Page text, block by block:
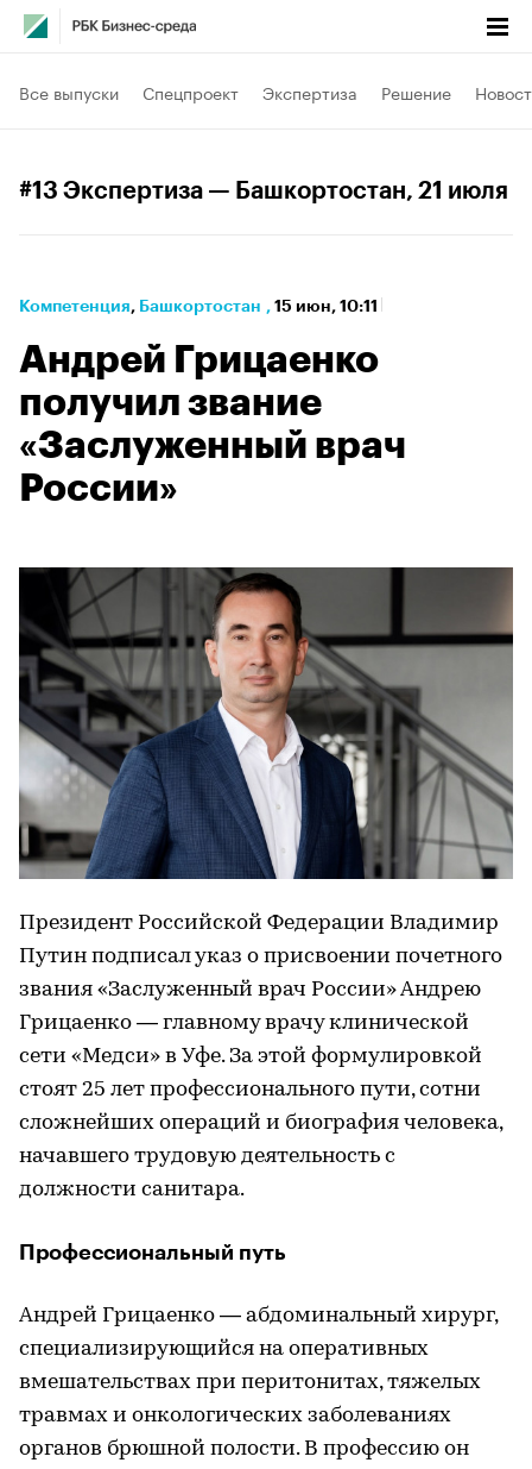
Все выпуски Спецпроект Экспертиза Решение
#13 Экспертиза — Башкортостан, 21 июля
Компетенция⁠, Башкортостан , 15 июн, 10:11
Андрей Грицаенко
получил звание
«Заслуженный врач
России»
Президент Российской Федерации Владимир
Путин подписал указ о присвоении почетного
звания «Заслуженный врач России» Андрею
Грицаенко — главному врачу клинической
сети «Медси» в Уфе. За этой формулировкой
стоят 25 лет профессионального пути, сотни
сложнейших операций и биография человека,
начавшего трудовую деятельность с
должности санитара.
Профессиональный путь
Андрей Грицаенко — абдоминальный хирург,
специализирующийся на оперативных
вмешательствах при перитонитах, тяжелых
травмах и онкологических заболеваниях
органов брюшной полости. В профессию он